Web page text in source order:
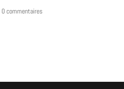
0 commentaires